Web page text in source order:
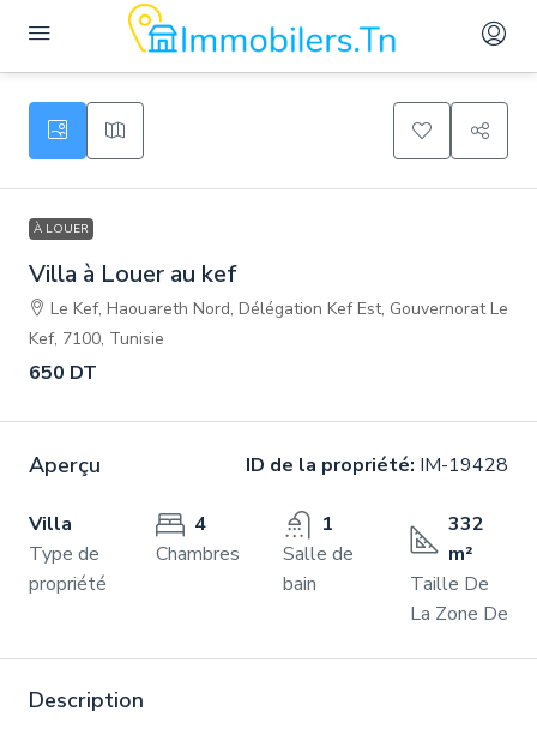
À LOUER
Villa à Louer au kef
Le Kef, Haouareth Nord, Délégation Kef Est, Gouvernorat Le
Kef, 7100, Tunisie
650 DT
Aperçu ID de la propriété: IM-19428
Villa
Type de
propriété
4
Chambres
1
Salle de
bain
332
m²
Taille De
La Zone De
Description